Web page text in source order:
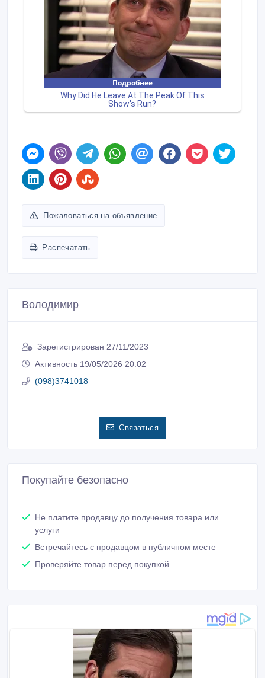
Пожаловаться на объявление
Распечатать
Володимир
Зарегистрирован 27/11/2023
Активность 19/05/2026 20:02
(098)3741018
Связаться
Покупайте безопасно
Не платите продавцу до получения товара или
услуги
Встречайтесь с продавцом в публичном месте
Проверяйте товар перед покупкой